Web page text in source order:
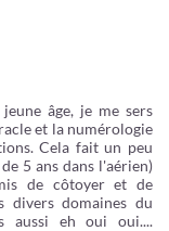
âge, je me sers
et la numérologie
Cela fait un peu
5 ans dans l'aérien)
de côtoyer et de
divers domaines du
aussi eh oui oui....